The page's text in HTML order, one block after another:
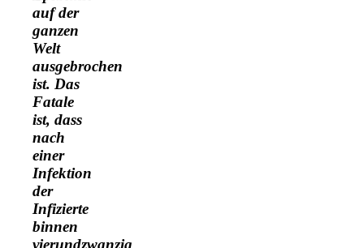
auf der
ganzen
Welt
ausgebrochen
ist. Das
Fatale
ist, dass
nach
einer
Infektion
der
Infizierte
binnen
vierundzwanzig